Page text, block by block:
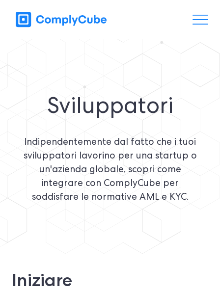
Sviluppatori
Indipendentemente dal fatto che i tuoi
sviluppatori lavorino per una startup o
un'azienda globale, scopri come
integrare con ComplyCube per
soddisfare le normative AML e KYC.
Iniziare